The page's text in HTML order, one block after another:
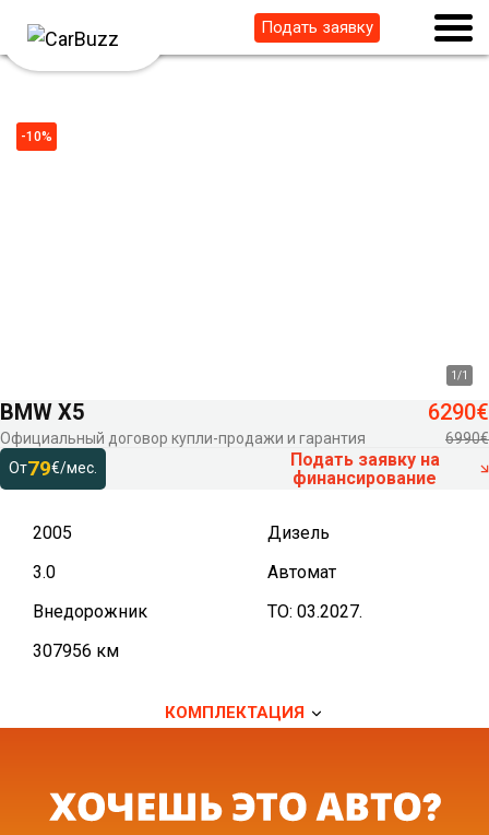
Подать заявку
1 /1
-10%
BMW X5
Официальный договор купли-продажи и гарантия
6290€
6990€
От79€/мес.
Подать заявку на
финансирование
2005
Дизель
3.0
Автомат
Внедорожник
TO: 03.2027.
307956 км
КОМПЛЕКТАЦИЯ